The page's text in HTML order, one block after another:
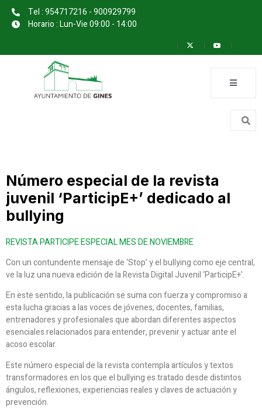
Tel : 954717216 - 900929799
Horario : Lun-Vie 09:00 - 14:00
Número especial de la revista
juvenil ‘ParticipE+’ dedicado al
bullying
REVISTA PARTICIPE ESPECIAL MES DE NOVIEMBRE
Con un contundente mensaje de ‘Stop’ y el bullying como eje central,
ve la luz una nueva edición de la Revista Digital Juvenil ‘ParticipE+’.
En este sentido, la publicación se suma con fuerza y compromiso a
esta lucha gracias a las voces de jóvenes, docentes, familias,
entrenadores y profesionales que abordan diferentes aspectos
esenciales relacionados para entender, prevenir y actuar ante el
acoso escolar.
Este número especial de la revista contempla artículos y textos
transformadores en los que el bullying es tratado desde distintos
ángulos, reflexiones, experiencias reales y claves de actuación y
prevención.